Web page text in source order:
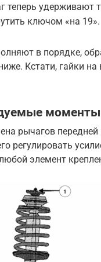
теперь удерживают
ключом «на 19».
в порядке,
Кстати, гайки
моменты
рычагов
регулировать
элемент